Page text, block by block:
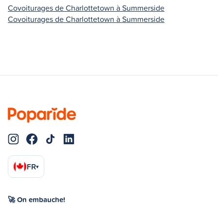
Covoiturages de Charlottetown à Summerside
Covoiturages de Charlottetown à Summerside
FR▾
🚀 On embauche!